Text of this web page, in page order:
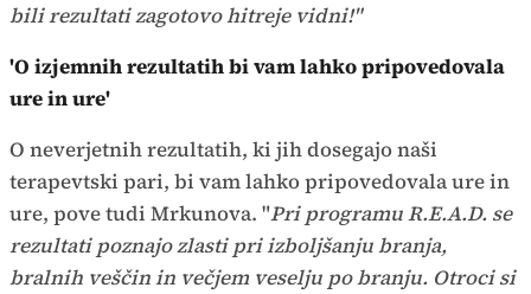
bili rezultati zagotovo hitreje vidni!"
'O izjemnih rezultatih bi vam lahko pripovedovala
ure in ure'
O neverjetnih rezultatih, ki jih dosegajo naši
terapevtski pari, bi vam lahko pripovedovala ure in
ure, pove tudi Mrkunova. "Pri programu R.E.A.D. se
rezultati poznajo zlasti pri izboljšanju branja,
bralnih veščin in večjem veselju po branju. Otroci si